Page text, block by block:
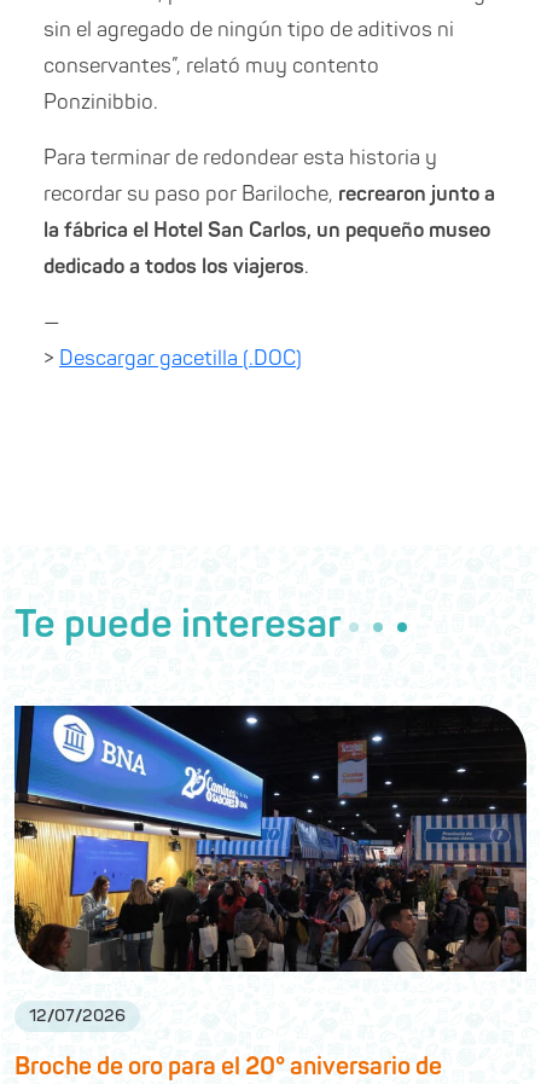
sin el agregado de ningún tipo de aditivos ni
conservantes”, relató muy contento
Ponzinibbio.
Para terminar de redondear esta historia y
recordar su paso por Bariloche, recrearon junto a
la fábrica el Hotel San Carlos, un pequeño museo
dedicado a todos los viajeros.
—
> Descargar gacetilla (.DOC)
Te puede interesar
12/07/2026
Broche de oro para el 20° aniversario de